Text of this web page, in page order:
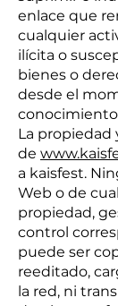
enlace que
cualquier
ilícita o
bienes o
desde el
La propiedad
de
a kaisfest.
Web o de
propiedad,
control
puede ser
reeditado,
la red, ni